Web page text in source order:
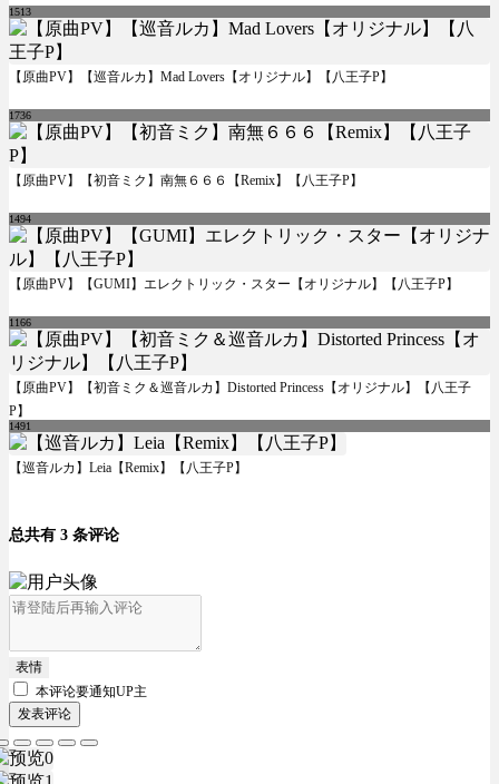
1513
【原曲PV】【巡音ルカ】Mad Lovers【オリジナル】【八王子P】
1736
【原曲PV】【初音ミク】南無６６６【Remix】【八王子P】
1494
【原曲PV】【GUMI】エレクトリック・スター【オリジナル】【八王子P】
1166
【原曲PV】【初音ミク＆巡音ルカ】Distorted Princess【オリジナル】【八王子
P】
1491
【巡音ルカ】Leia【Remix】【八王子P】
总共有 3 条评论
表情
本评论要通知UP主
发表评论